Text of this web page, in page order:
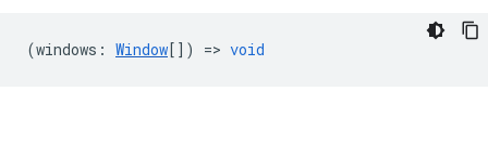
(windows : Window[]) => void